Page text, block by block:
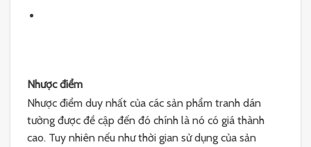
Nhược điểm
Nhược điểm duy nhất của các sản phẩm tranh dán
tường được đề cập đến đó chính là nó có giá thành
cao. Tuy nhiên nếu như thời gian sử dụng của sản